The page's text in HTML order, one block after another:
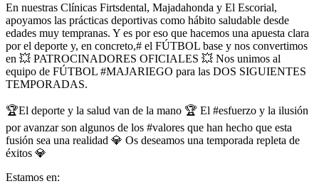
En nuestras Clínicas Firtsdental, Majadahonda y El Escorial,
apoyamos las prácticas deportivas como hábito saludable desde
edades muy tempranas. Y es por eso que hacemos una apuesta clara
por el deporte y, en concreto,# el FÚTBOL base y nos convertimos
en 💥 PATROCINADORES OFICIALES 💥 Nos unimos al
equipo de FÚTBOL #MAJARIEGO para las DOS SIGUIENTES
TEMPORADAS.
🏆El deporte y la salud van de la mano 🏆 El #esfuerzo y la ilusión
por avanzar son algunos de los #valores que han hecho que esta
fusión sea una realidad 💎 Os deseamos una temporada repleta de
éxitos 💎
Estamos en: